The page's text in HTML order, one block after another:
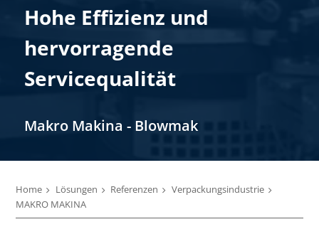
Hohe Effizienz und
hervorragende
Servicequalität
Makro Makina - Blowmak
Home Lösungen Referenzen
Verpackungsindustrie
MAKRO MAKINA